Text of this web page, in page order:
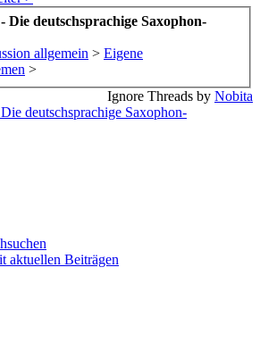
Die deutschsprachige Saxophon-
allgemein > Eigene
>
Ignore Threads by Nobita
aktuellen Beiträgen